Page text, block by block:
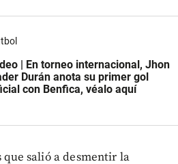
| En torneo internacional, Jhon
Durán anota su primer gol
con Benfica, véalo aquí
que salió a desmentir la